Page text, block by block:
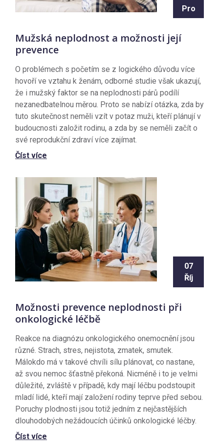
Pro
Mužská neplodnost a možnosti její
prevence
O problémech s početím se z logického důvodu více
hovoří ve vztahu k ženám, odborné studie však ukazují,
že i mužský faktor se na neplodnosti párů podílí
nezanedbatelnou měrou. Proto se nabízí otázka, zda by
tuto skutečnost neměli vzít v potaz muži, kteří plánují v
budoucnosti založit rodinu, a zda by se neměli začít o
své reprodukční zdraví více zajímat.
Číst více
07
Říj
Možnosti prevence neplodnosti při
onkologické léčbě
Reakce na diagnózu onkologického onemocnění jsou
různé. Strach, stres, nejistota, zmatek, smutek.
Málokdo má v takové chvíli sílu plánovat, co nastane,
až svou nemoc šťastně překoná. Nicméně i to je velmi
důležité, zvláště v případě, kdy mají léčbu podstoupit
mladí lidé, kteří mají založení rodiny teprve před sebou.
Poruchy plodnosti jsou totiž jedním z nejčastějších
dlouhodobých nežádoucích účinků onkologické léčby.
Číst více